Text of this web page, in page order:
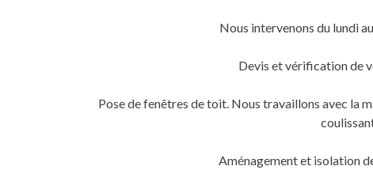
Nous intervenons du lundi
Devis et vérification de
Pose de fenêtres de toit. Nous travaillons avec la
Aménagement et isolation